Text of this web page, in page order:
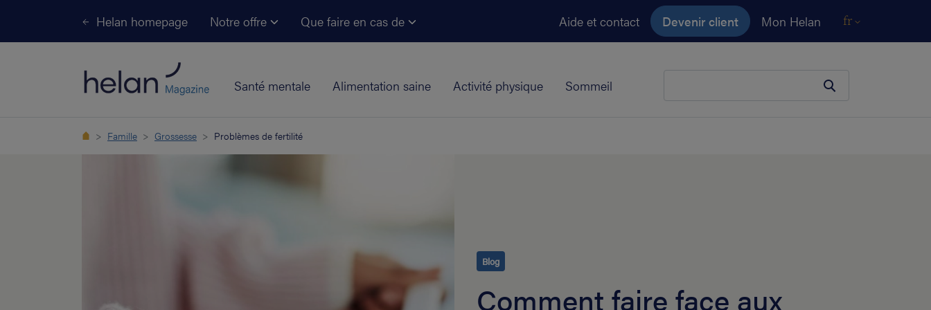
Helan homepage Notre offre Que faire en cas de Aide et contact Devenir client Mon Helan fr
Santé mentale Alimentation saine Activité physique Sommeil
Famille Grossesse Problèmes de fertilité
Blog
Comment faire face aux